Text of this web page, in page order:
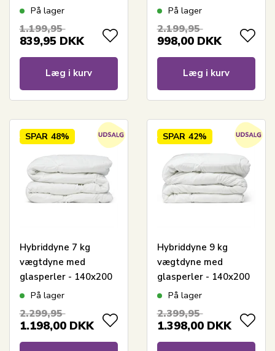
cm - Relaxy
På lager
1.199,95
839,95 DKK
Læg i kurv
cm - Helårsdyne
kugledyne fra
På lager
2.199,95
998,00 DKK
Læg i kurv
SPAR 48%
Hybriddyne 7 kg
vægtdyne med
glasperler - 140x200
cm - Helårsdyne med
kugledyne fra
På lager
2.299,95
1.198,00 DKK
SPAR 42%
Hybriddyne 9 kg
vægtdyne med
glasperler - 140x200
cm - Helårsdyne med
kugledyne fra
På lager
2.399,95
1.398,00 DKK